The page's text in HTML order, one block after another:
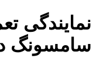
نمایندگی
سامسونگ